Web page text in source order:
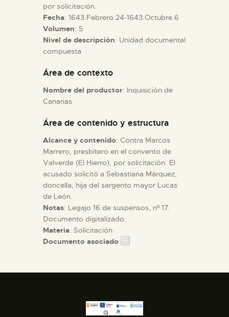
EL MUSEO
COLECCIONES
por solicitación.
Fecha: 1643.Febrero.24-1643.Octubre.6
Volumen: 5
Nivel de descripción: Unidad documental
compuesta
Área de contexto
Nombre del productor: Inquisición de
Canarias
Área de contenido y estructura
Alcance y contenido: Contra Marcos
Marrero, presbítero en el convento de
Valverde (El Hierro), por solicitación. El
acusado solicitó a Sebastiana Márquez,
doncella, hija del sargento mayor Lucas
de León.
Notas: Legajo 16 de suspensos, nº 17.
Documento digitalizado.
Materia: Solicitación
Documento asociado